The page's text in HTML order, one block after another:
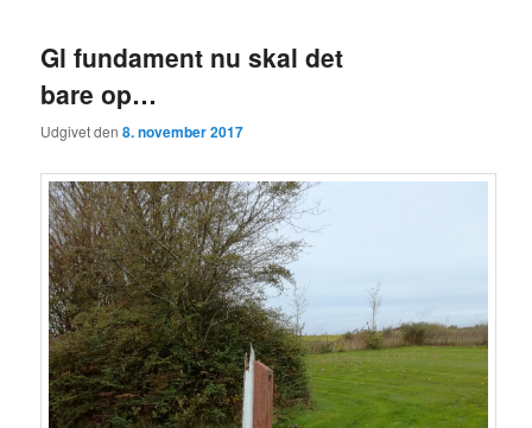
Gl fundament nu skal det
bare op…
Udgivet den8. november 2017